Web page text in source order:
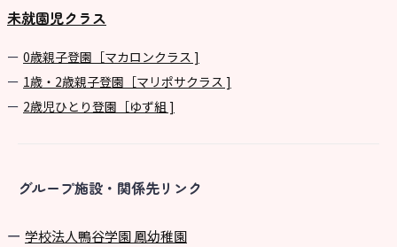
未就園児クラス
0歳親子登園［マカロンクラス ]
1歳・2歳親子登園［マリポサクラス ]
2歳児ひとり登園［ゆず組 ]
グループ施設・関係先リンク
学校法⼈鴨⾕学園 鳳幼稚園